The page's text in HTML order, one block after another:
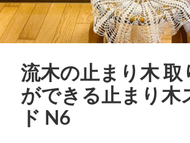
流木の止まり木 取
ができる止まり木
ド N6